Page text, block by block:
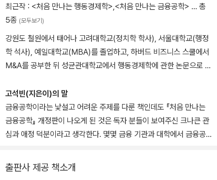
Welcome to Financial Engineering!
er, 한국 법인 해외사업실장을 역임했다. 현재 청주대학교 무역학과
교수로 재직 중이다. 관심 분야는 행동재무학의 수학적 해석 (미국 남
제금융 그리고 자동차 모빌리티 금융공학 연구 등이다.
최근작 : <처음 만나는 행동경제학> <처음 만나는 금융공학> … 총
5종 (모두보기)
강원도 철원에서 태어나 고려대학교(정치학 학사), 서울대학교(행정
학 석사), 예일대학교(MBA)를 졸업하고, 하버드 비즈니스 스쿨에서
M&A를 공부한 뒤 성균관대학교에서 행동경제학에 관한 논문으로 경
수상자인 로버트 쉴러(Robert Shiller) 교수로부터 행동경제학과 행
동재무학을 배웠다. 은행(우리은행·우리금융지주), 보험(푸본현대생
명), 카드(현대카드·삼성카드), 캐피탈(현대캐피탈), 미술관(삼성미
술관 리움), 복합리조트(파라다이스시티), 인공지능 에듀테크 스타트
무자와 팀장을 거쳐 임원, 부사장, 대표이사 등의 전문경영인으로 일
고석빈(지은이)의 말
금융공학이라는 낯설고 어려운 주제를 다룬 책인데도 『처음 만나는
금융공학』 개정판이 나오게 된 것은 독자 분들이 보여주신 크나큰 관
심과 애정 덕분이라고 생각한다. 몇몇 금융 기관과 대학에서 금융공
이 들었다.
독자 분들의 관심과 애정에 보답하는 길은 더 많은 분이 초판보다도
출판사 제공 책소개